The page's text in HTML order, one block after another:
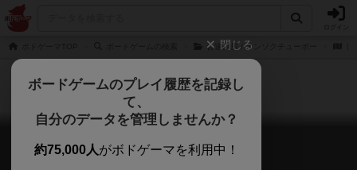
音速厨房 / オンソクチューボー
音速飯店
Onsoku Hanten
閉じる
ボードゲームのプレイ履歴を記録し
て、
自分のデータを管理しませんか？
約75,000人がボドゲーマを利用中！